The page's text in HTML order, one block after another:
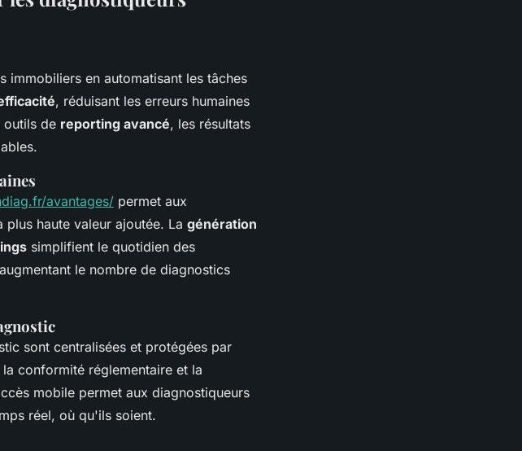
immobiliers en automatisant les tâches
, réduisant les erreurs humaines
outils de reporting avancé, les résultats
avantages/ permet aux
haute valeur ajoutée. La génération
simplifient le quotidien des
le nombre de diagnostics
sont centralisées et protégées par
conformité réglementaire et la
mobile permet aux diagnostiqueurs
réel, où qu'ils soient.